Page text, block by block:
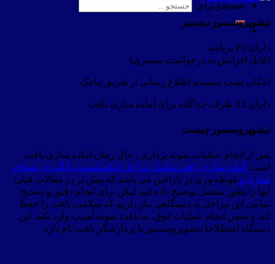
جستجو برای:
تیشوپروسسور دیدسبز
دارای 20 برنامه
(قابل افزایش به درخواست مشتری)
امکان نصب سیستم اطلاع رسانی از طریق پبامک
دارای 12 ظرف جداگانه برای آماده سازی بافت
تیشوپروسسور چیست
پس از انجام عملیات نمونه برداری ، حال زمان آماده سازی بافت
است. آماده سازی بافت شامل مراحل فیکساسیون،آبگیری، شفاف
سازی و غوطه وری در پارافین می باشد که پیش تر در مقالات قبلی
آنها را بطور مفصل توضیح داده ایم. لیکن برای انجام دقیق و صحیح
تمامی این مراحل به دستگاهی نیاز داریم که سلامت بافت را حفظ
کند و ضمن انجام عملیات فوق، به بافت نمونه آسیب وارد نکند. این
دستگاه اصطلاحا تیشوپروسسور یا پردازشگر بافت نام دارد.